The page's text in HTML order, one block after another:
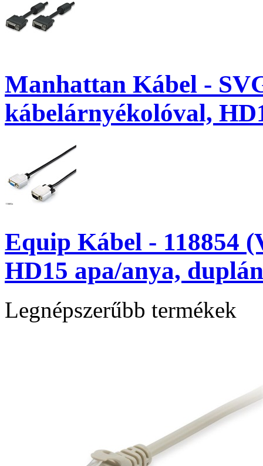
Manhattan Kábel -
kábelárnyékolóval,
Equip Kábel - 118854
HD15 apa/anya,
Legnépszerűbb termékek